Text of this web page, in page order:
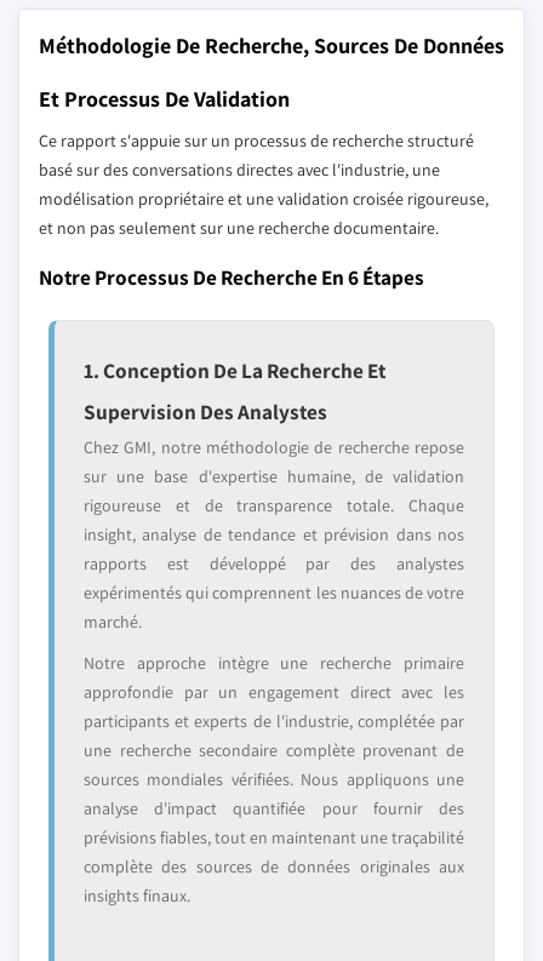
Méthodologie De Recherche, Sources De Données
Et Processus De Validation
Ce rapport s'appuie sur un processus de recherche structuré
basé sur des conversations directes avec l'industrie, une
modélisation propriétaire et une validation croisée rigoureuse,
et non pas seulement sur une recherche documentaire.
Notre Processus De Recherche En 6 Étapes
1. Conception De La Recherche Et
Supervision Des Analystes
Chez GMI, notre méthodologie de recherche repose
sur une base d'expertise humaine, de validation
rigoureuse et de transparence totale. Chaque
insight, analyse de tendance et prévision dans nos
rapports est développé par des analystes
expérimentés qui comprennent les nuances de votre
marché.
Notre approche intègre une recherche primaire
approfondie par un engagement direct avec les
participants et experts de l'industrie, complétée par
une recherche secondaire complète provenant de
sources mondiales vérifiées. Nous appliquons une
analyse d'impact quantifiée pour fournir des
prévisions fiables, tout en maintenant une traçabilité
complète des sources de données originales aux
insights finaux.